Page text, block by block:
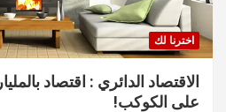
اخترنا لك
الاقتصاد الدائري : اقتصاد
على الكوكب!